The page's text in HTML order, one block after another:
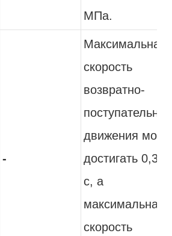
МПа.
-
Максимальная
скорость
возвратно-
движения
достигать 0,3
с, а
максимальная
скорость